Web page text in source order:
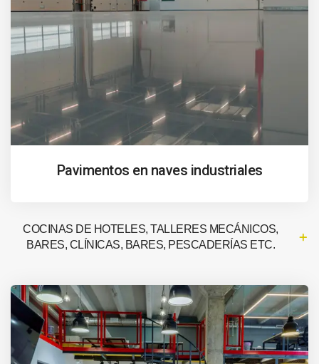
Pavimentos en naves industriales
COCINAS DE HOTELES, TALLERES MECÁNICOS,
BARES, CLÍNICAS, BARES, PESCADERÍAS ETC.